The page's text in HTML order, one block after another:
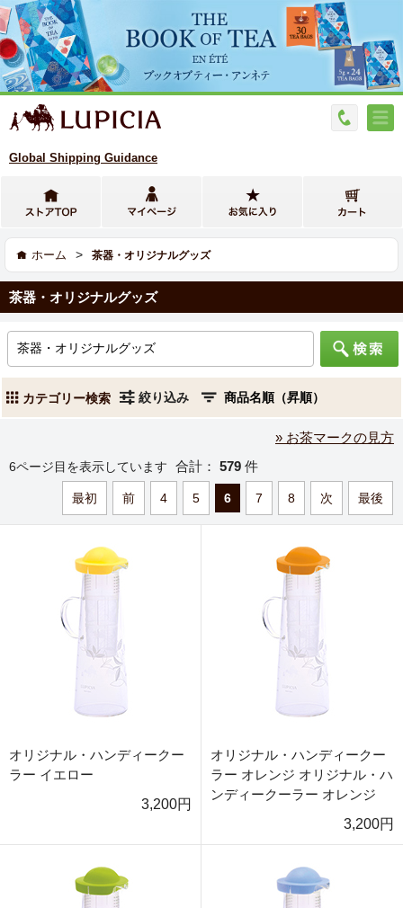
Global Shipping Guidance
ホーム > 茶器・オリジナルグッズ
茶器・オリジナルグッズ
カテゴリー検索 絞り込み
» お茶マークの見方
6ページ目を表示しています 合計： 579 件
最初 前 4 5 6 7 8 次 最後
オリジナル・ハンディークー
ラー イエロー
3,200円
オリジナル・ハンディークー
ラー オレンジ オリジナル・ハ
ンディークーラー オレンジ
3,200円